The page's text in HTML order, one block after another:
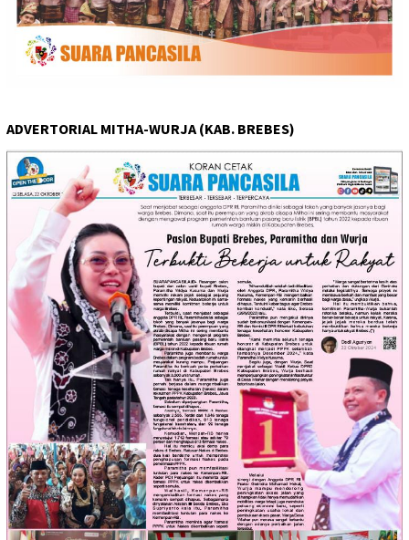
ADVERTORIAL MITHA-WURJA (KAB. BREBES)